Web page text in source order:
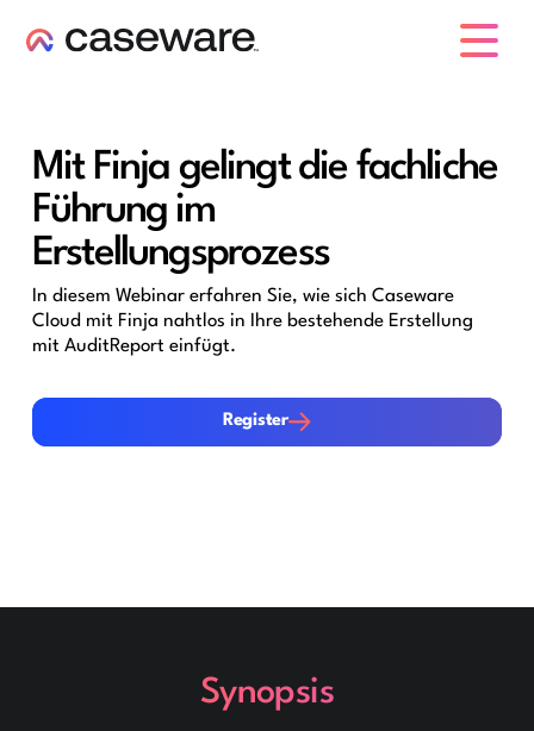
Mit Finja gelingt die fachliche
Führung im
Erstellungsprozess
In diesem Webinar erfahren Sie, wie sich Caseware
Cloud mit Finja nahtlos in Ihre bestehende Erstellung
mit AuditReport einfügt.
Register
Register
Synopsis